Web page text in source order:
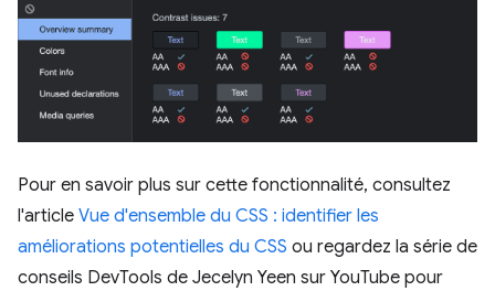
Pour en savoir plus sur cette fonctionnalité, consultez
l'article Vue d'ensemble du CSS : identifier les
améliorations potentielles du CSS ou regardez la série de
conseils DevTools de Jecelyn Yeen sur YouTube pour